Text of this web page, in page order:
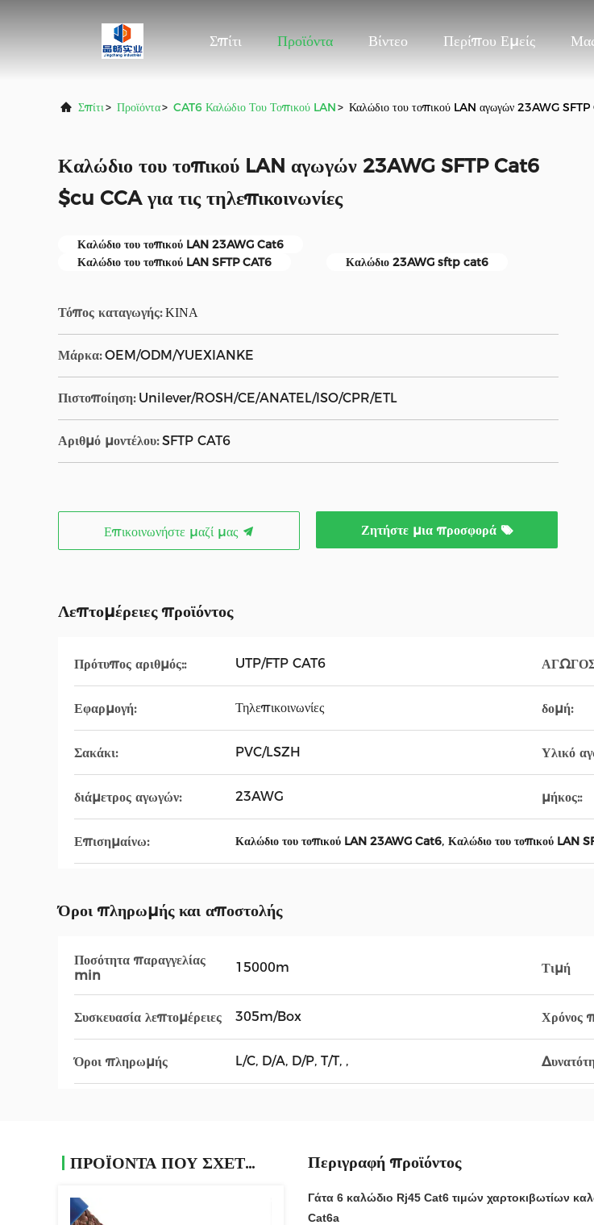
Σπίτι Προϊόντα Βίντεο Περίπου Εμείς
Σπίτι> Προϊόντα> CAT6 Καλώδιο Του Τοπικού LAN> Καλώδιο του τοπικού LAN αγωγών 23AWG SFTP
Καλώδιο του τοπικού LAN αγωγών 23AWG SFTP Cat6
$cu CCA για τις τηλεπικοινωνίες
Καλώδιο του τοπικού LAN 23AWG Cat6
Καλώδιο του τοπικού LAN SFTP CAT6
Καλώδιο 23AWG sftp cat6
Τόπος καταγωγής: ΚΙΝΑ
Μάρκα: OEM/ODM/YUEXIANKE
Πιστοποίηση: Unilever/ROSH/CE/ANATEL/ISO/CPR/ETL
Αριθμό μοντέλου: SFTP CAT6
Επικοινωνήστε μαζί μας Ζητήστε μια προσφορά
Λεπτομέρειες προϊόντος
Πρότυπος αριθμός:: UTP/FTP CAT6
Εφαρμογή: Τηλεπικοινωνίες δομή:
Σακάκι: PVC/LSZH Υλικό
διάμετρος αγωγών: 23AWG μήκος::
Επισημαίνω: Καλώδιο του τοπικού LAN 23AWG Cat6, Καλώδιο του τοπικού LAN
Όροι πληρωμής και αποστολής
Ποσότητα παραγγελίας
min
15000m Τιμή
Συσκευασία λεπτομέρειες 305m/Box Χρόνος
Όροι πληρωμής L/C, D/A, D/P, T/T, ,
ΠΡΟΪΌΝΤΑ ΠΟΥ ΣΧΕΤΊΖΟΝΤΑΙ Περιγραφή προϊόντος
Γάτα 6 καλώδιο Rj45 Cat6 τιμών χαρτοκιβωτίων
Cat6a